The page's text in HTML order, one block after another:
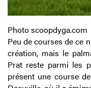
Photo scoopdyga.com
Peu de courses de ce
création, mais le
Prat reste parmi les
présent une course